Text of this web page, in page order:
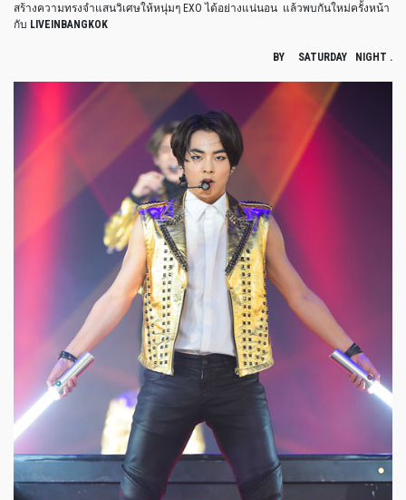
สร้างความทรงจำแสนวิเศษให้หนุ่มๆ EXO ได้อย่างแน่นอน แล้วพบกันใหม่ครั้งหน้า
กับ LIVEINBANGKOK
BY SATURDAY NIGHT .